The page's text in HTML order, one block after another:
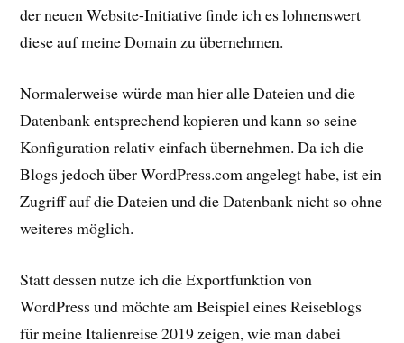
der neuen Website-Initiative finde ich es lohnenswert
diese auf meine Domain zu übernehmen.
Normalerweise würde man hier alle Dateien und die
Datenbank entsprechend kopieren und kann so seine
Konfiguration relativ einfach übernehmen. Da ich die
Blogs jedoch über WordPress.com angelegt habe, ist ein
Zugriff auf die Dateien und die Datenbank nicht so ohne
weiteres möglich.
Statt dessen nutze ich die Exportfunktion von
WordPress und möchte am Beispiel eines Reiseblogs
für meine Italienreise 2019 zeigen, wie man dabei